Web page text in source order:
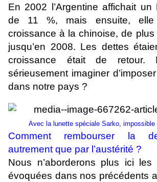
En 2002 l’Argentine affichait
de 11 %, mais ensuite, elle
croissance à la chinoise, de
jusqu’en 2008. Les dettes
croissance était de retour.
sérieusement imaginer
dans notre pays ?
Avec la lunette spéciale Sarko, impossible
Comment rembourser la
autrement que par l’austérité ?
Nous n’aborderons plus ici les
évoquées dans nos précédents